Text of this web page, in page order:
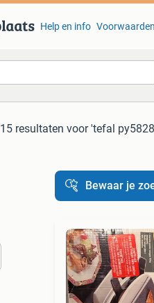
Help en info Voorwaarden
15 resultaten voor 'tefal
Bewaar je